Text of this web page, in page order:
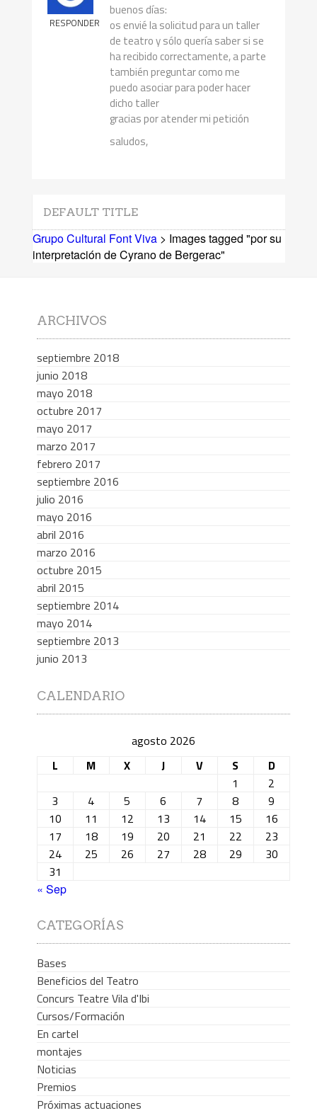
RESPONDER
buenos días:
os envié la solicitud para un taller
de teatro y sólo quería saber si se
ha recibido correctamente, a parte
también preguntar como me
puedo asociar para poder hacer
dicho taller
gracias por atender mi petición
saludos,
DEFAULT TITLE
Grupo Cultural Font Viva> Images tagged "por su
interpretación de Cyrano de Bergerac"
ARCHIVOS
septiembre 2018
junio 2018
mayo 2018
octubre 2017
mayo 2017
marzo 2017
febrero 2017
septiembre 2016
julio 2016
mayo 2016
abril 2016
marzo 2016
octubre 2015
abril 2015
septiembre 2014
mayo 2014
septiembre 2013
junio 2013
CALENDARIO
agosto 2026
L
M X J V S
D
1
2
3
4 5 6 7 8
9
10
11 12 13 14 15
16
17
18 19 20 21 22
23
24
25 26 27 28 29
30
31
« Sep
CATEGORÍAS
Bases
Beneficios del Teatro
Concurs Teatre Vila d'Ibi
Cursos/Formación
En cartel
montajes
Noticias
Premios
Próximas actuaciones